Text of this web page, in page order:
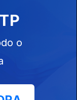
de Inadelso Cossa
o